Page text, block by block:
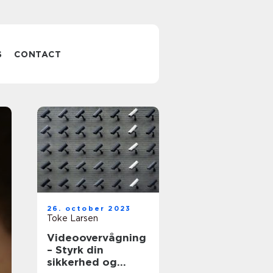
CONTACT
Transport til
letland sådan
får du styr på
26. october 2023
Toke Larsen
Videoovervågning
– Styrk din
sikkerhed og